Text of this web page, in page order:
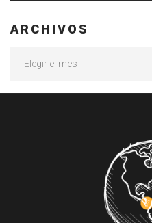
ARCHIVOS